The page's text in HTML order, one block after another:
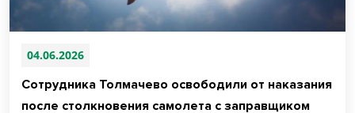
04.06.2026
Сотрудника Толмачево освободили от наказания
после столкновения самолета с заправщиком